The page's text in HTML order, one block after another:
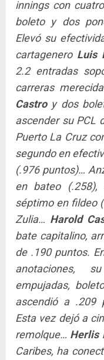
innings con
boleto y dos
Elevó su
cartagenero Luis
2.2 entradas
carreras
Castroy dos
ascender su PCL
Puerto La Cruz
segundo en
(.976 puntos)…
en bateo
séptimo en fildeo
Zulia… Harold
bate capitalino,
de .190 puntos.
anotaciones,
empujadas,
ascendió a .209
Esta vez dejó a
remolque… Herlis
Caribes, ha